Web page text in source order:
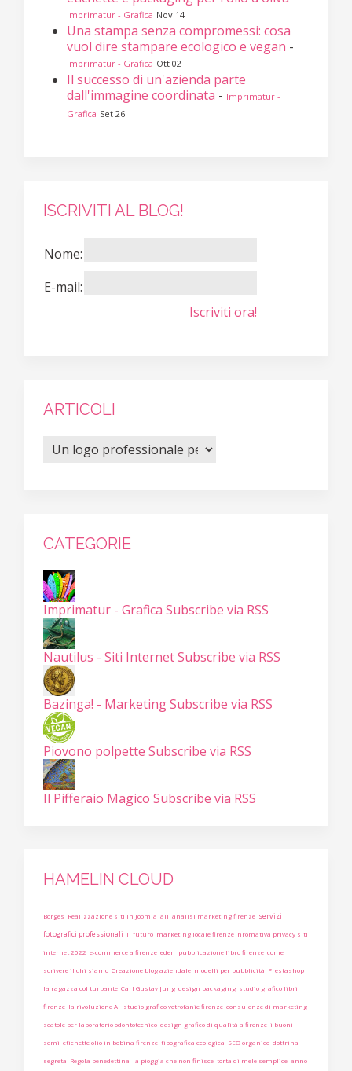
Imprimatur - Grafica Nov 14
Una stampa senza compromessi: cosa
vuol dire stampare ecologico e vegan -
Imprimatur - Grafica Ott 02
Il successo di un'azienda parte
dall'immagine coordinata - Imprimatur -
Grafica Set 26
ISCRIVITI AL BLOG!
Nome:
E-mail:
Iscriviti ora!
ARTICOLI
CATEGORIE
Imprimatur - Grafica Subscribe via RSS
Nautilus - Siti InternetSubscribe via RSS
Bazinga! - MarketingSubscribe via RSS
Piovono polpette Subscribe via RSS
Il Pifferaio Magico Subscribe via RSS
HAMELIN CLOUD
Borges Realizzazione siti in Joomla ali analisi marketing firenze servizi
fotografici professionali il futuro marketing locale firenze nromativa privacy siti
internet 2022 e-commerce a firenze eden pubblicazione libro firenze come
scrivere il chi siamo Creazione blog aziendale modelli per pubblicità Prestashop
la ragazza col turbante Carl Gustav Jung design packaging studio grafico libri
firenze la rivoluzione AI studio grafico vetrofanie firenze consulenze di marketing
scatole per laboratorio odontotecnico design grafico di qualità a firenze i buoni
semi etichette olio in bobina firenze tipografica ecologica SEO organico dottrina
segreta Regola benedettina la pioggia che non finisce torta di mele semplice anno